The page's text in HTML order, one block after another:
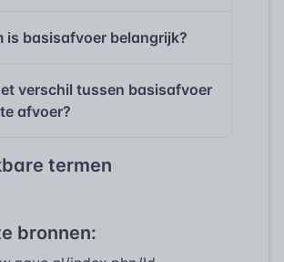
is basisafvoer belangrijk?
verschil tussen basisafvoer
afvoer?
termen
bronnen: